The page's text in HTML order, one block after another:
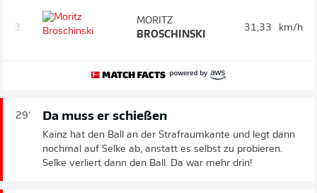
3.
MORITZ
BROSCHINSKI
31,33 km/h
29' Da muss er schießen
Kainz hat den Ball an der Strafraumkante und legt dann
nochmal auf Selke ab, anstatt es selbst zu probieren.
Selke verliert dann den Ball. Da war mehr drin!